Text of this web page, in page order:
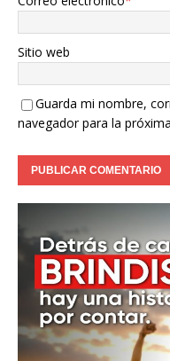
Sitio web
Guarda mi nombre,
navegador para la